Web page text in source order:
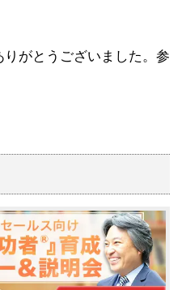
がとうございました。参